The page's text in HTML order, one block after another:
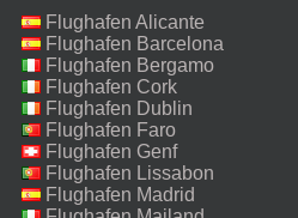
Flughafen Alicante
Flughafen Barcelona
Flughafen Bergamo
Flughafen Cork
Flughafen Dublin
Flughafen Faro
Flughafen Genf
Flughafen Lissabon
Flughafen Madrid